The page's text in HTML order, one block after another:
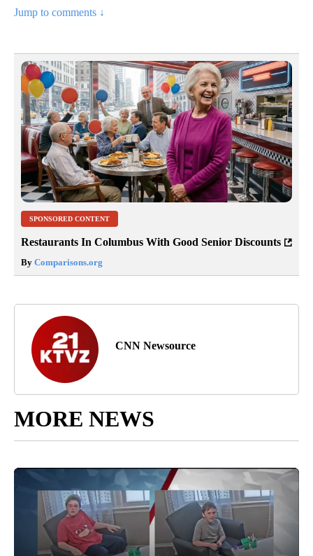
Jump to comments ↓
SPONSORED CONTENT
Restaurants In Columbus With Good Senior Discounts
By Comparisons.org
CNN Newsource
MORE NEWS